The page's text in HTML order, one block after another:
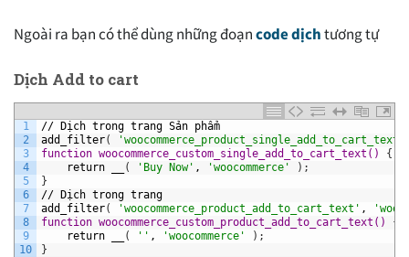
Ngoài ra bạn có thể dùng những đoạncode dịchtương tự
Dịch Add to cart
1
2
3
4
5
6
7
8
9
10
// Dịch trong trang Sản phẩm
add_filter( 'woocommerce_product_single_add_to_cart_text'
function woocommerce_custom_single_add_to_cart_text() {
return
( 'Buy Now' , 'woocommerce' ) ;
}
// Dịch trong trang
add_filter( 'woocommerce_product_add_to_cart_text' ,
function woocommerce_custom_product_add_to_cart_text() {
return
( '' , 'woocommerce' ) ;
}